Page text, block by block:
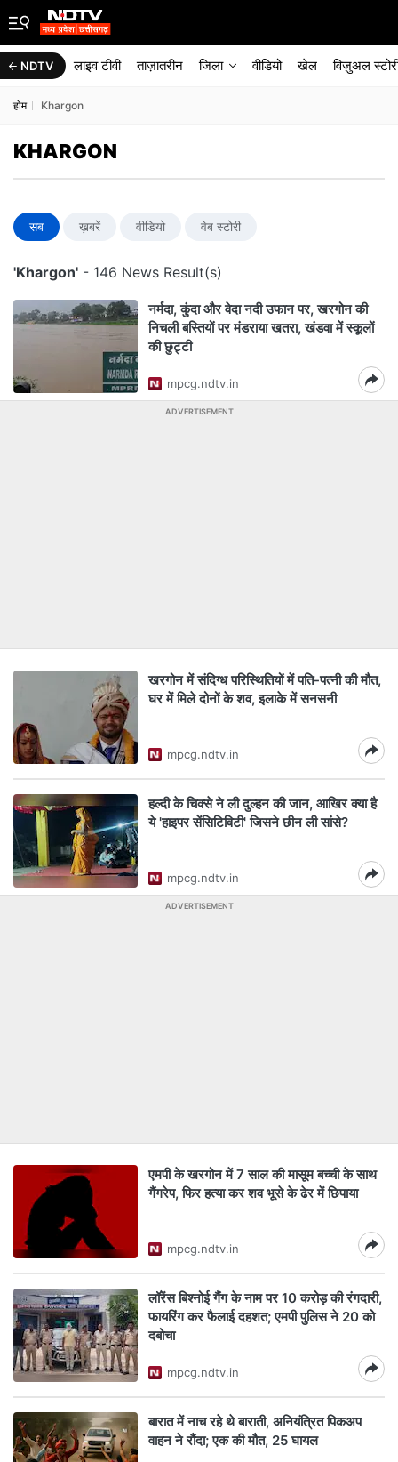
NDTV लाइव टीवी ताज़ातरीन जिला वीडियो खेल विज़ुअल
होम Khargon
KHARGON
सब ख़बरें वीडियो वेब स्टोरी
'Khargon' - 146 News Result(s)
नर्मदा, कुंदा और वेदा नदी उफान पर, खरगोन की
निचली बस्तियों पर मंडराया खतरा, खंडवा में स्‍कूलों
की छुट्टी
mpcg.ndtv.in
ADVERTISEMENT
खरगोन में संदिग्ध परिस्थितियों में पति-पत्नी की मौत,
घर में मिले दोनों के शव, इलाके में सनसनी
mpcg.ndtv.in
हल्दी के चिक्से ने ली दुल्‍हन की जान, आखिर क्या है
ये 'हाइपर सेंसिटिविटी' जिसने छीन ली सांसे?
mpcg.ndtv.in
ADVERTISEMENT
एमपी के खरगोन में 7 साल की मासूम बच्ची के साथ
गैंगरेप, फिर हत्या कर शव भूसे के ढेर में छिपाया
mpcg.ndtv.in
लॉरेंस बिश्नोई गैंग के नाम पर 10 करोड़ की रंगदारी,
फायरिंग कर फैलाई दहशत; एमपी पुलिस ने 20 को
दबोचा
mpcg.ndtv.in
बारात में नाच रहे थे बाराती, अनियंत्रित पिकअप
वाहन ने रौंदा; एक की मौत, 25 घायल